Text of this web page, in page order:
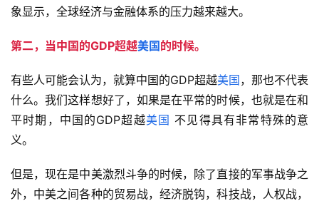
象显示，全球经济与金融体系的压力越来越大。
第二，当中国的GDP超越美国 的时候。
有些人可能会认为，就算中国的GDP超越美国 ，那也不代表
什么。我们这样想好了，如果是在平常的时候，也就是在和
平时期，中国的GDP超越美国 不见得具有非常特殊的意
义。
但是，现在是中美激烈斗争的时候，除了直接的军事战争之
外，中美之间各种的贸易战，经济脱钩，科技战，人权战，